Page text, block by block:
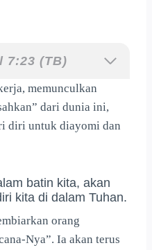
7:23 (TB)
memunculkan
dari dunia ini,
diri untuk diayomi dan
batin kita, akan
kita di dalam Tuhan.
orang
Nya”. Ia akan terus